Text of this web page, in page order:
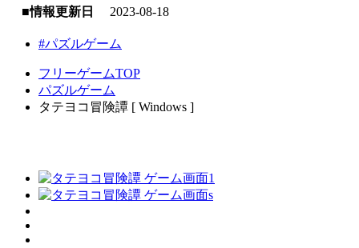
■情報更新日
2023-08-18
#パズルゲーム
フリーゲームTOP
パズルゲーム
タテヨコ冒険譚 [ Windows ]